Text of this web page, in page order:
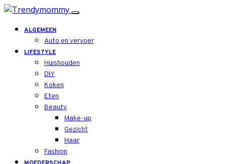
ALGEMEEN
Auto en vervoer
LIFESTYLE
Huishouden
DIY
Koken
Eten
Beauty
Make-up
Gezicht
Haar
Fashion